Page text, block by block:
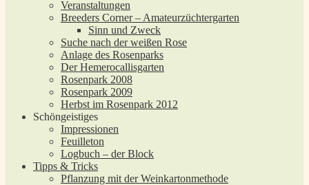
Veranstaltungen
Breeders Corner – Amateurzüchtergarten
Sinn und Zweck
Suche nach der weißen Rose
Anlage des Rosenparks
Der Hemerocallisgarten
Rosenpark 2008
Rosenpark 2009
Herbst im Rosenpark 2012
Schöngeistiges
Impressionen
Feuilleton
Logbuch – der Block
Tipps & Tricks
Pflanzung mit der Weinkartonmethode